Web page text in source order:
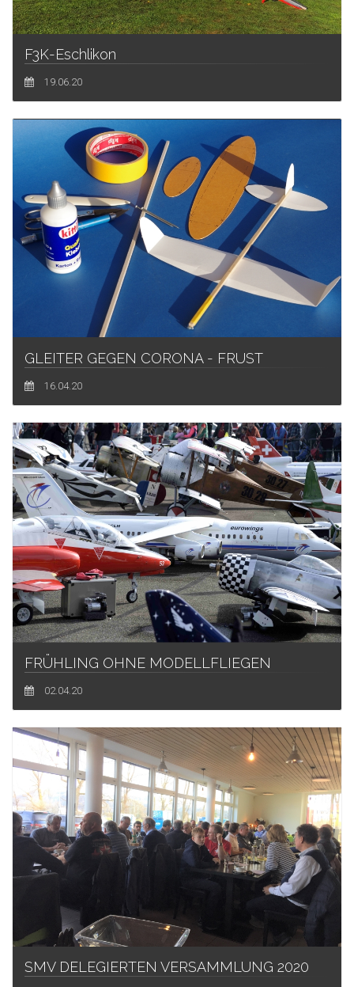
F3K-Eschlikon
19.06.20
GLEITER GEGEN CORONA - FRUST
16.04.20
FRÜHLING OHNE MODELLFLIEGEN
02.04.20
SMV DELEGIERTEN VERSAMMLUNG 2020